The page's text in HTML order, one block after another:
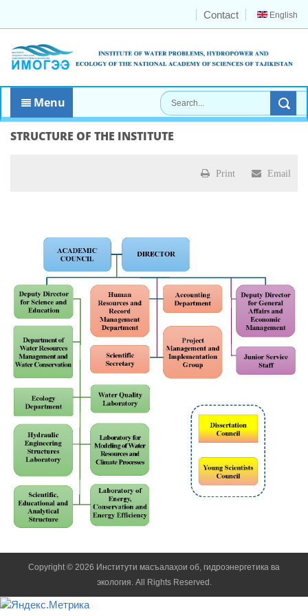
English
Contact
Menu
STRUCTURE OF THE INSTITUTE
Print Email
Copyright © 2026 Институти масъалаҳои об, гидроэнергетика ва
экология. All Rights Reserved.